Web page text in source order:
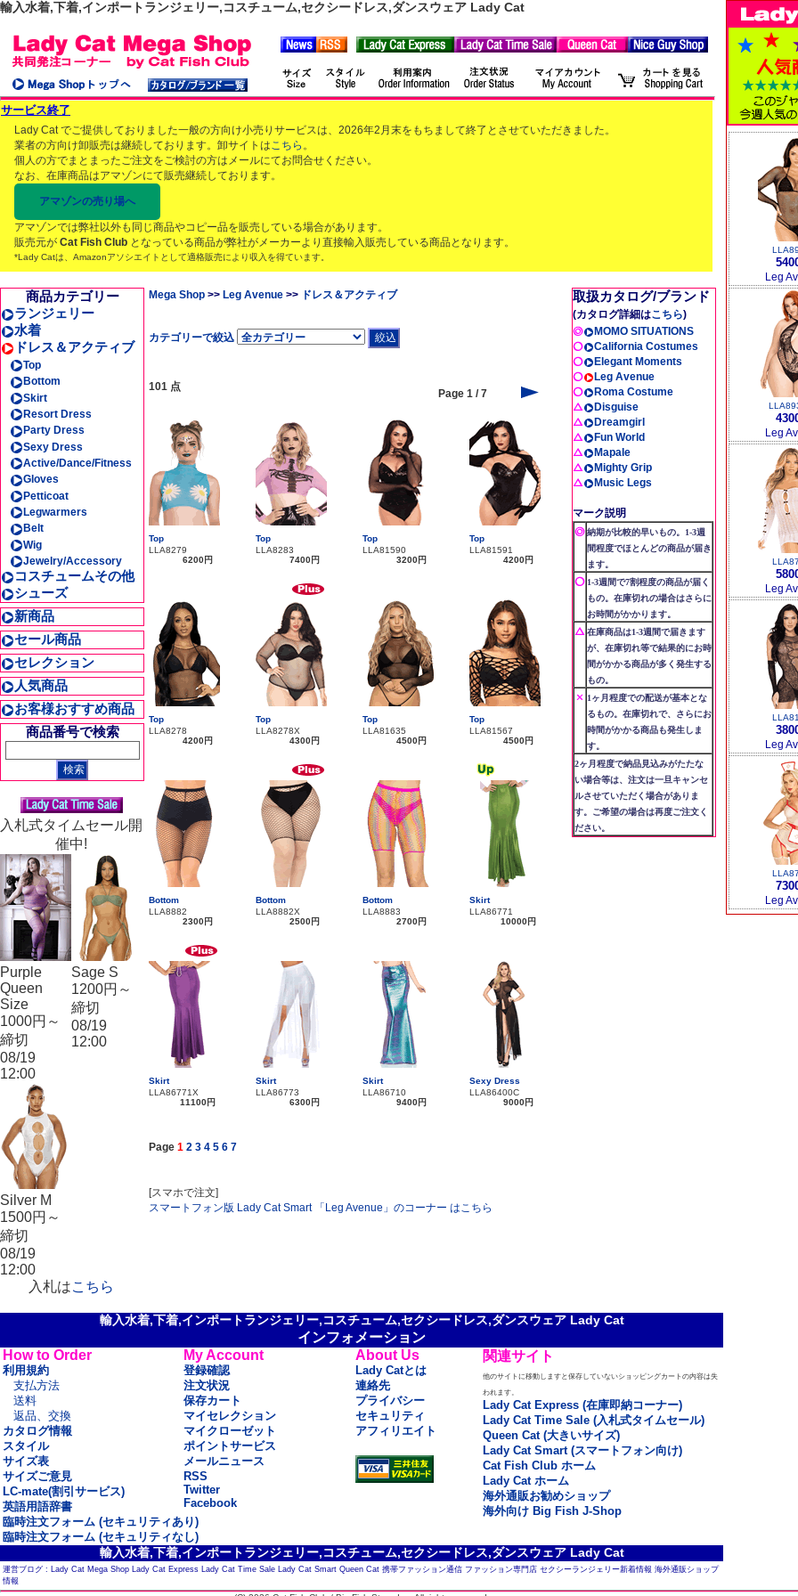
輸入水着,下着,インポートランジェリー,コスチューム,セクシードレス,ダンスウェア Lady Cat
サービス終了
Lady Cat でご提供しておりました一般の方向け小売りサービスは、2026年2月末をもちまして終了とさせていただきました。
業者の方向け卸販売は継続しております。卸サイトはこちら 。
個人の方でまとまったご注文をご検討の方はメールにてお問合せください。
なお、在庫商品はアマゾンにて販売継続しております。
アマゾンの売り場へ
アマゾンでは弊社以外も同じ商品やコピー品を販売している場合があります。
販売元が Cat Fish Club となっている商品が弊社がメーカーより直接輸入販売している商品となります。
*Lady Catは、Amazonアソシエイトとして適格販売により収入を得ています。
商品カテゴリー
ランジェリー
水着
ドレス＆アクティブ
Top
Bottom
Skirt
Resort Dress
Party Dress
Sexy Dress
Active/Dance/Fitness
Gloves
Petticoat
Legwarmers
Belt
Wig
Jewelry/Accessory
コスチュームその他
シューズ
新商品
セール商品
セレクション
人気商品
お客様おすすめ商品
商品番号で検索
入札式タイムセール開
催中!
Purple
Queen
Size
1000円～
締切
08/19
12:00
Sage S
1200円～
締切
08/19
12:00
Silver M
1500円～
締切
08/19
12:00
入札はこちら
Mega Shop >> Leg Avenue >> ドレス＆アクティブ
カテゴリーで絞込
101 点
Page 1 / 7
Top
LLA8279
6200円
Top
LLA8283
7400円
Top
LLA81590
3200円
Top
LLA81591
4200円
Top
LLA8278
4200円
Top
LLA8278X
4300円
Top
LLA81635
4500円
Top
LLA81567
4500円
Bottom
LLA8882
2300円
Bottom
LLA8882X
2500円
Bottom
LLA8883
2700円
Skirt
LLA86771
10000円
Skirt
LLA86771X
11100円
Skirt
LLA86773
6300円
Skirt
LLA86710
9400円
Sexy Dress
LLA86400C
9000円
Page 1 2 3 4 5 6 7
[スマホで注文]
スマートフォン版 Lady Cat Smart 「Leg Avenue」のコーナー はこちら
取扱カタログ/ブランド
(カタログ詳細はこちら)
MOMO SITUATIONS
California Costumes
Elegant Moments
Leg Avenue
Roma Costume
Disguise
Dreamgirl
Fun World
Mapale
Mighty Grip
Music Legs
マーク説明
納期が比較的早いもの。1-3週
間程度でほとんどの商品が届き
ます。
1-3週間で7割程度の商品が届く
もの。在庫切れの場合はさらに
お時間がかかります。
在庫商品は1-3週間で届きます
が、在庫切れ等で結果的にお時
間がかかる商品が多く発生する
もの。
1ヶ月程度での配送が基本とな
るもの。在庫切れで、さらにお
時間がかかる商品も発生しま
す。
2ヶ月程度で納品見込みがたたな
い場合等は、注文は一旦キャンセ
ルさせていただく場合がありま
す。ご希望の場合は再度ご注文く
ださい。
Leg
Leg
Leg
Leg
Leg
輸入水着,下着,インポートランジェリー,コスチューム,セクシードレス,ダンスウェア Lady Cat
インフォメーション
How to Order
利用規約
支払方法
送料
返品、交換
カタログ情報
スタイル
サイズ表
サイズご意見
LC-mate(割引サービス)
英語用語辞書
My Account
登録確認
注文状況
保存カート
マイセレクション
マイクローゼット
ポイントサービス
メールニュース
RSS
Twitter
Facebook
About Us
Lady Catとは
連絡先
プライバシー
セキュリティ
アフィリエイト
関連サイト
他のサイトに移動しますと保存していないショッピングカートの内容は失
われます。
Lady Cat Express (在庫即納コーナー)
Lady Cat Time Sale (入札式タイムセール)
Queen Cat (大きいサイズ)
Lady Cat Smart (スマートフォン向け)
Cat Fish Club ホーム
Lady Cat ホーム
海外通販お勧めショップ
海外向け Big Fish J-Shop
臨時注文フォーム (セキュリティあり)
臨時注文フォーム (セキュリティなし)
輸入水着,下着,インポートランジェリー,コスチューム,セクシードレス,ダンスウェア Lady Cat
運営ブログ : Lady Cat Mega Shop Lady Cat Express Lady Cat Time Sale Lady Cat Smart Queen Cat 携帯ファッション通信 ファッション専門店 セクシーランジェリー新着情報 海外通販ショップ
情報